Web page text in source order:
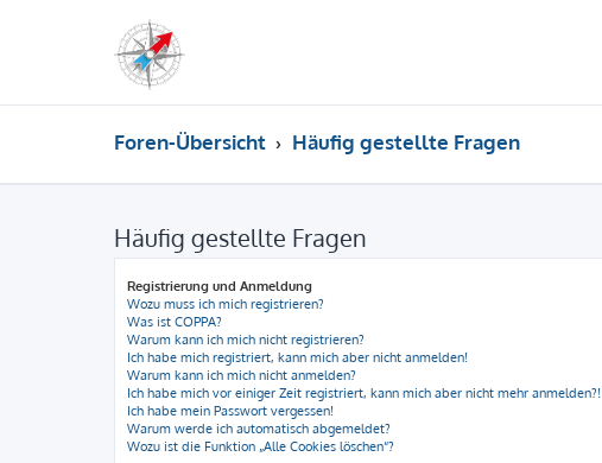
Foren-Übersicht Häufig gestellte Fragen
Häufig gestellte Fragen
Registrierung und Anmeldung
Wozu muss ich mich registrieren?
Was ist COPPA?
Warum kann ich mich nicht registrieren?
Ich habe mich registriert, kann mich aber nicht anmelden!
Warum kann ich mich nicht anmelden?
Ich habe mich vor einiger Zeit registriert, kann mich aber nicht mehr anmelden?!
Ich habe mein Passwort vergessen!
Warum werde ich automatisch abgemeldet?
Wozu ist die Funktion „Alle Cookies löschen“?